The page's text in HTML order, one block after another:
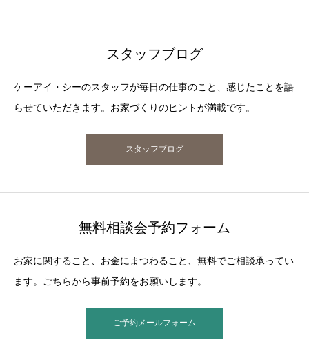
スタッフブログ
ケーアイ・シーのスタッフが毎日の仕事のこと、感じたことを語
らせていただきます。お家づくりのヒントが満載です。
スタッフブログ
無料相談会予約フォーム
お家に関すること、お金にまつわること、無料でご相談承ってい
ます。ごちらから事前予約をお願いします。
ご予約メールフォーム